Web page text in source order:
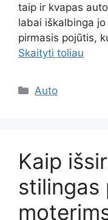
taip ir kvapas
labai iškalbinga
pirmasis pojūtis,
Skaityti toliau
Kategorijos
Auto
Kaip
stilingas